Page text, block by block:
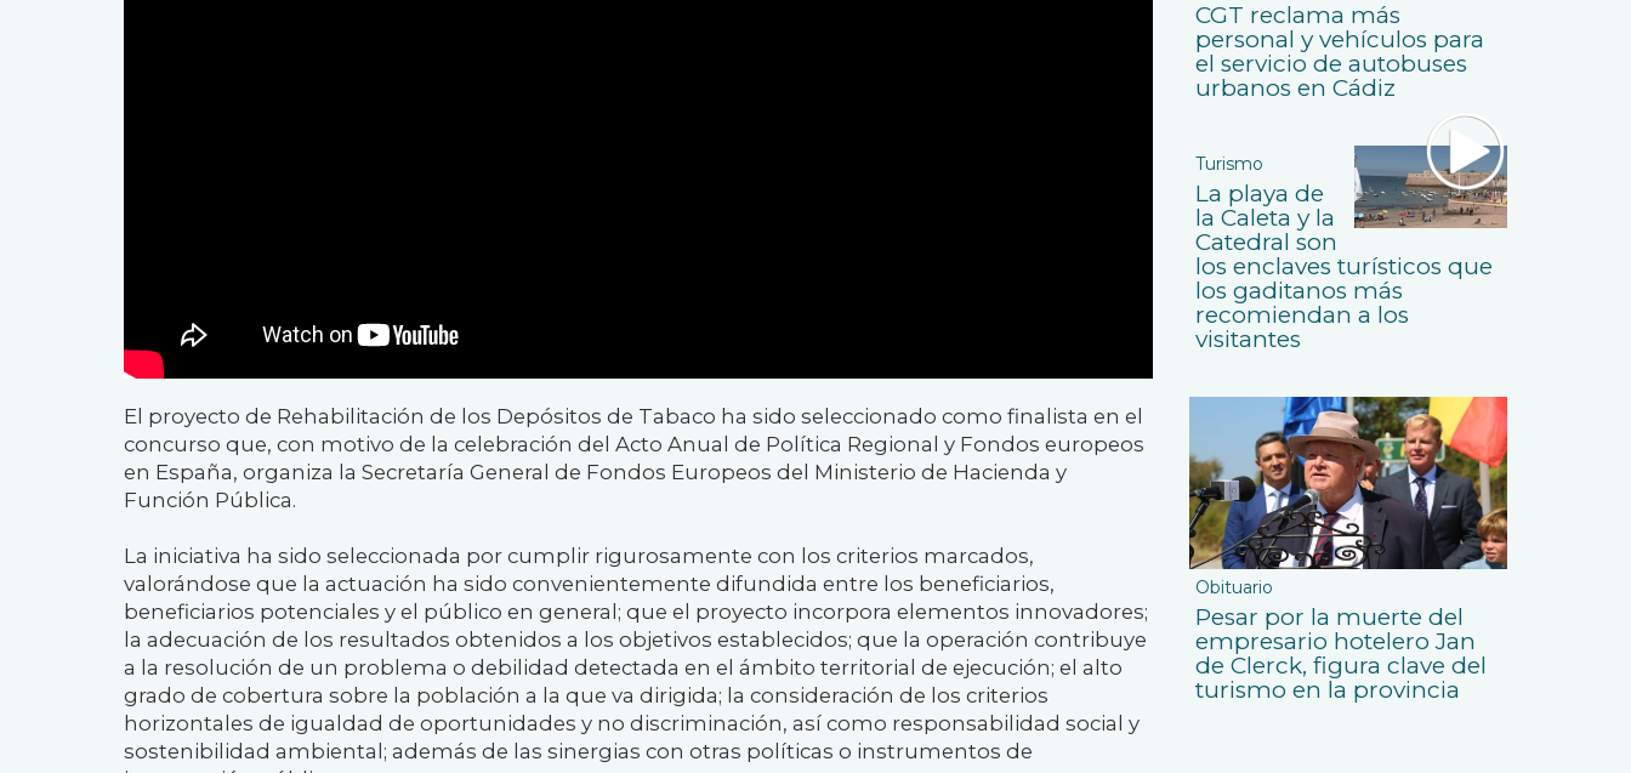
El proyecto de Rehabilitación de los Depósitos de Tabaco ha sido seleccionado como finalista en el
concurso que, con motivo de la celebración del Acto Anual de Política Regional y Fondos europeos
en España, organiza la Secretaría General de Fondos Europeos del Ministerio de Hacienda y
Función Pública.
La iniciativa ha sido seleccionada por cumplir rigurosamente con los criterios marcados,
valorándose que la actuación ha sido convenientemente difundida entre los beneficiarios,
beneficiarios potenciales y el público en general; que el proyecto incorpora elementos innovadores;
la adecuación de los resultados obtenidos a los objetivos establecidos; que la operación contribuye
a la resolución de un problema o debilidad detectada en el ámbito territorial de ejecución; el alto
grado de cobertura sobre la población a la que va dirigida; la consideración de los criterios
horizontales de igualdad de oportunidades y no discriminación, así como responsabilidad social y
sostenibilidad ambiental; además de las sinergias con otras políticas o instrumentos de
CGT reclama más
personal y vehículos para
el servicio de autobuses
urbanos en Cádiz
Turismo
La playa de
la Caleta y la
Catedral son
los enclaves turísticos que
los gaditanos más
recomiendan a los
visitantes
Obituario
Pesar por la muerte del
empresario hotelero Jan
de Clerck, figura clave del
turismo en la provincia